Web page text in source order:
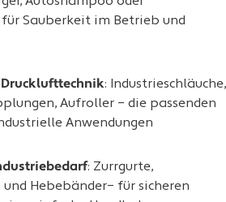
Sauberkeit im Betrieb und
Drucklufttechnik: Industrieschläuche,
Aufroller – die passenden
Anwendungen
: Zurrgurte,
und Hebebänder– für sicheren